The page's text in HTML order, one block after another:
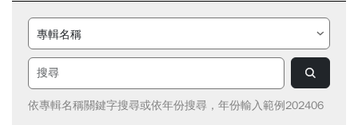
依專輯名稱關鍵字搜尋或依年份搜尋，年份輸入範例202406